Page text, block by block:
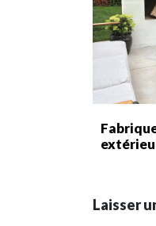
Laisser